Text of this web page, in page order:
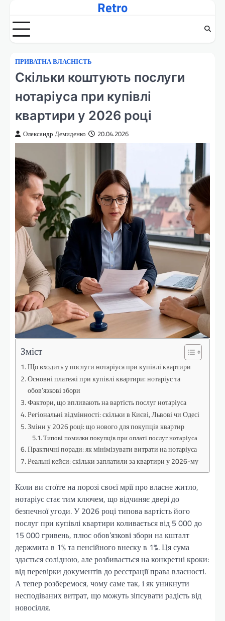
вмісту
Retro
ПРИВАТНА ВЛАСНІСТЬ
Скільки коштують послуги
нотаріуса при купівлі
квартири у 2026 році
Олександр Демиденко 20.04.2026
Зміст
Що входить у послуги нотаріуса при купівлі квартири
Основні платежі при купівлі квартири: нотаріус та
обов’язкові збори
Фактори, що впливають на вартість послуг нотаріуса
Регіональні відмінності: скільки в Києві, Львові чи Одесі
Зміни у 2026 році: що нового для покупців квартир
Типові помилки покупців при оплаті послуг нотаріуса
Практичні поради: як мінімізувати витрати на нотаріуса
Реальні кейси: скільки заплатили за квартири у 2026-му
Коли ви стоїте на порозі своєї мрії про власне житло,
нотаріус стає тим ключем, що відчиняє двері до
безпечної угоди. У 2026 році типова вартість його
послуг при купівлі квартири коливається від 5 000 до
15 000 гривень, плюс обов’язкові збори на кшталт
держмита в 1% та пенсійного внеску в 1%. Ця сума
здається солідною, але розбивається на конкретні кроки:
від перевірки документів до реєстрації права власності.
А тепер розберемося, чому саме так, і як уникнути
несподіваних витрат, що можуть зіпсувати радість від
новосілля.